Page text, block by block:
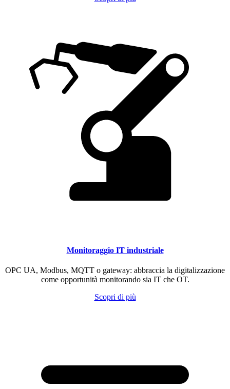
Monitoraggio IT industriale
OPC UA, Modbus, MQTT o gateway: abbraccia la digitalizzazione
come opportunità monitorando sia IT che OT.
Scopri di più